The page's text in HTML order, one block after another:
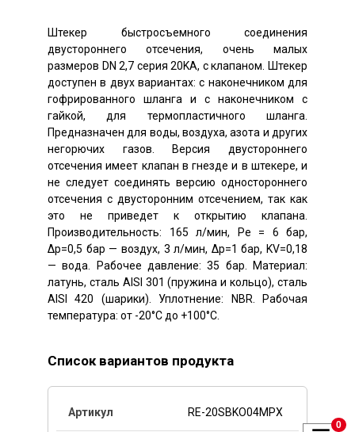
Штекер быстросъемного соединения
двустороннего отсечения, очень малых
размеров DN 2,7 серия 20KA, с клапаном. Штекер
доступен в двух вариантах: с наконечником для
гофрированного шланга и с наконечником с
гайкой, для термопластичного шланга.
Предназначен для воды, воздуха, азота и других
негорючих газов. Версия двустороннего
отсечения имеет клапан в гнезде и в штекере, и
не следует соединять версию одностороннего
отсечения с двусторонним отсечением, так как
это не приведет к открытию клапана.
Производительность: 165 л/мин, Pe = 6 бар,
Δp=0,5 бар — воздух, 3 л/мин, Δp=1 бар, KV=0,18
— вода. Рабочее давление: 35 бар. Материал:
латунь, сталь AISI 301 (пружина и кольцо), сталь
AISI 420 (шарики). Уплотнение: NBR. Рабочая
температура: от -20°C до +100°C.
Список вариантов продукта
RE-20SBKO04MPX
0